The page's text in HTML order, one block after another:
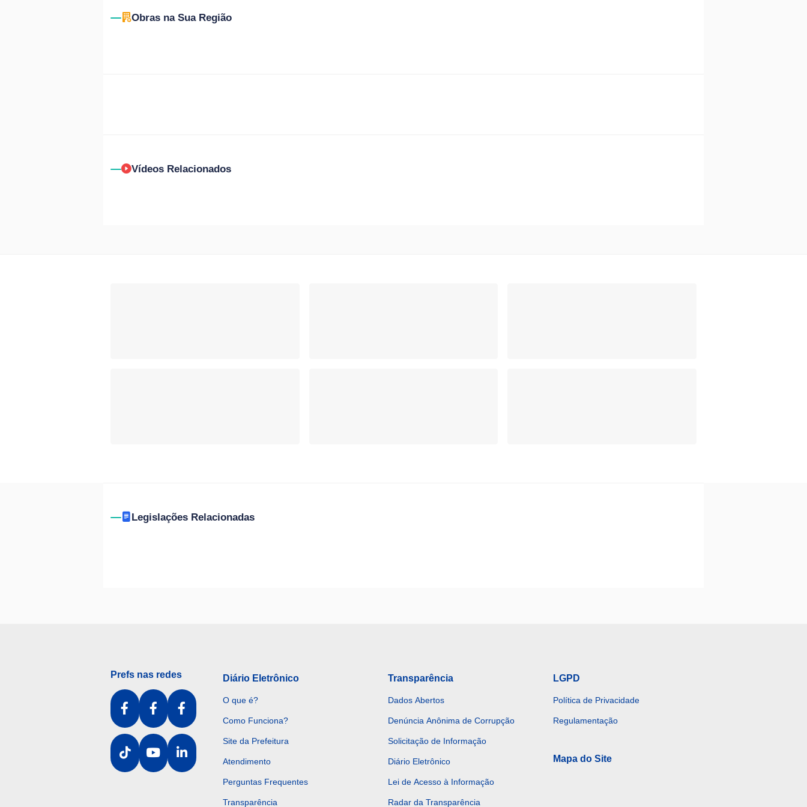
Obras na Sua Região
Vídeos Relacionados
Legislações Relacionadas
Prefs nas redes Diário Eletrônico
O que é?
Como Funciona?
Site da Prefeitura
Atendimento
Perguntas Frequentes
Transparência
Transparência
Dados Abertos
Denúncia Anônima de Corrupção
Solicitação de Informação
Diário Eletrônico
Lei de Acesso à Informação
Radar da Transparência
LGPD
Política de Privacidade
Regulamentação
Mapa do Site